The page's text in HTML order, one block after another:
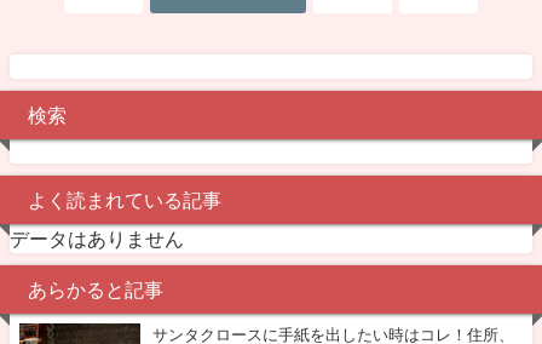
検索
よく読まれている記事
データはありません
あらかると記事
サンタクロースに手紙を出したい時はコレ！住所、